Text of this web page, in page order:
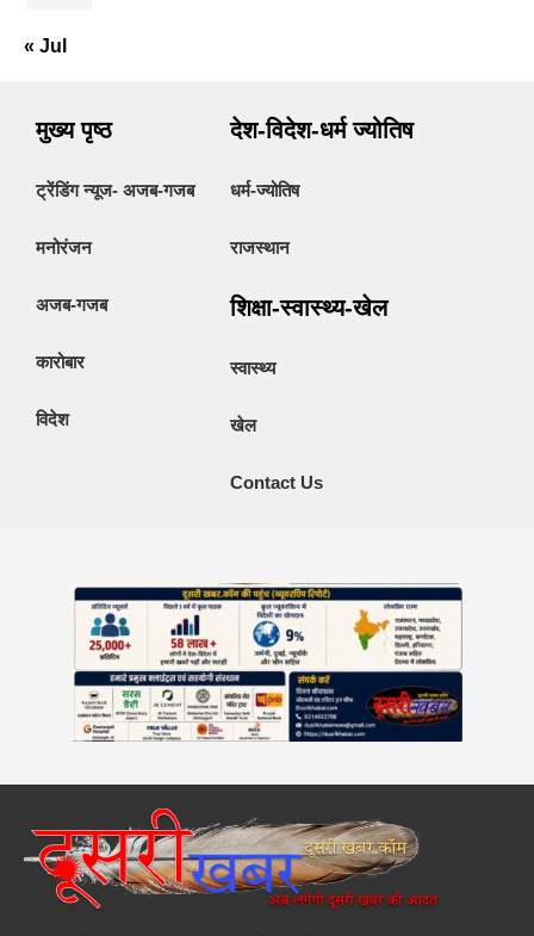
« Jul
मुख्य पृष्ठ
ट्रेंडिंग न्यूज- अजब-गजब
मनोरंजन
अजब-गजब
कारोबार
विदेश
देश-विदेश-धर्म ज्योतिष
धर्म-ज्योतिष
राजस्थान
शिक्षा-स्वास्थ्य-खेल
स्वास्थ्य
खेल
Contact Us